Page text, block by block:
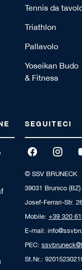
Tennis da
Triathlon
Pallavolo
Yoseikan Budo
& Fitness
SEGUITECI
© SSV BRUNECK
39031 Brunico (BZ)
Josef-Ferrari-Str.
Mobile: +39 320
E-mail:
PEC:
St.Nr.: